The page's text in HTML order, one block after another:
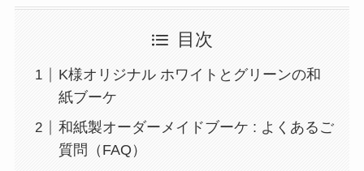
目次
K様オリジナル ホワイトとグリーンの和
紙ブーケ
和紙製オーダーメイドブーケ : よくあるご
質問（FAQ）